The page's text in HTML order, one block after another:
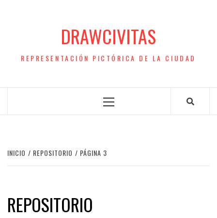
DRAWCIVITAS
REPRESENTACIÓN PICTÓRICA DE LA CIUDAD
Menú
INICIO REPOSITORIO PÁGINA 3
REPOSITORIO